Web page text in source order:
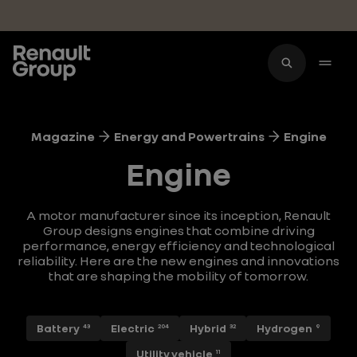
Magazine Energy and Powertrains Engine
Engine
A motor manufacturer since its inception, Renault
Group designs engines that combine driving
performance, energy efficiency and technological
reliability. Here are the new engines and innovations
that are shaping the mobility of tomorrow.
Battery 43 Electric 204 Hybrid 32 Hydrogen 9
Utility vehicle 11